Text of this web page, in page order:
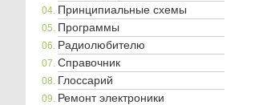
Принципиальные схемы
Программы
Радиолюбителю
Справочник
Глоссарий
Ремонт электроники